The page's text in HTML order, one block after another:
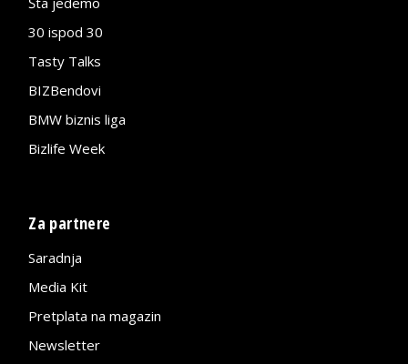
30 ispod 30
Tasty Talks
BIZBendovi
BMW biznis liga
Bizlife Week
Za partnere
Saradnja
Media Kit
Pretplata na magazin
Newsletter